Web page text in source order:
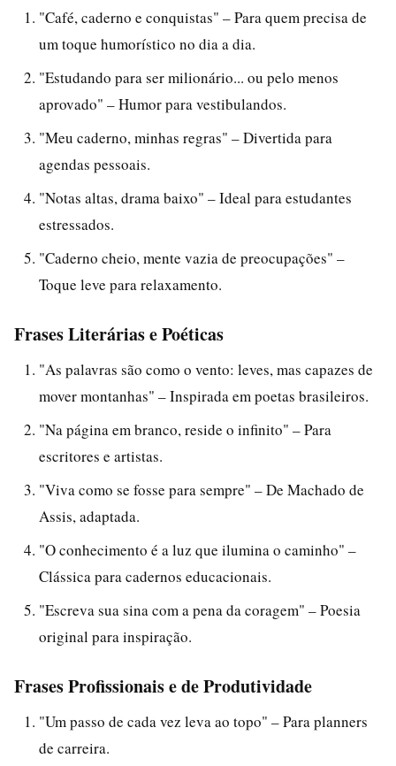
"Café, caderno e conquistas" – Para quem precisa de
um toque humorístico no dia a dia.
"Estudando para ser milionário... ou pelo menos
aprovado" – Humor para vestibulandos.
"Meu caderno, minhas regras" – Divertida para
agendas pessoais.
"Notas altas, drama baixo" – Ideal para estudantes
estressados.
"Caderno cheio, mente vazia de preocupações" –
Toque leve para relaxamento.
Frases Literárias e Poéticas
"As palavras são como o vento: leves, mas capazes de
mover montanhas" – Inspirada em poetas brasileiros.
"Na página em branco, reside o infinito" – Para
escritores e artistas.
"Viva como se fosse para sempre" – De Machado de
Assis, adaptada.
"O conhecimento é a luz que ilumina o caminho" –
Clássica para cadernos educacionais.
"Escreva sua sina com a pena da coragem" – Poesia
original para inspiração.
Frases Profissionais e de Produtividade
"Um passo de cada vez leva ao topo" – Para planners
de carreira.